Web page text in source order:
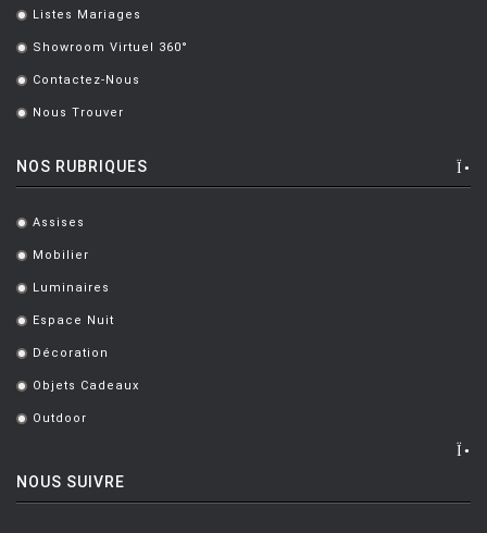
MENU
MODERN LIVING
MONTANA
MOOG DESIGN
MUUTO
NEMO
NOTRE MONDE
OLUCE
. Listes Mariages
. Showroom Virtuel 360°
. Contactez-Nous
. Nous Trouver
NOS RUBRIQUES
. Assises
. Mobilier
. Luminaires
. Espace Nuit
. Décoration
. Objets Cadeaux
. Outdoor
NOUS SUIVRE